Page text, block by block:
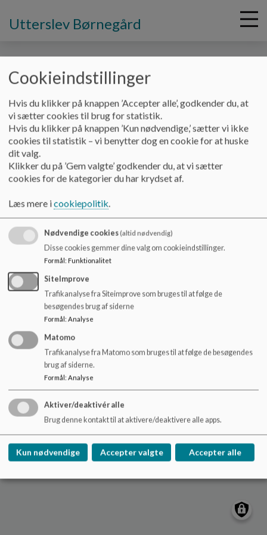
i
Utterslev Børnegård
Utterslev Børnegård
Sokkelundsvej 25, 2400 København
info@ub25.dk
+45 38 26 26 50
Tilgængelighedserklæring
Sitemap
Cookie politik
Cookieindstillinger
Hvis du klikker på knappen ’Accepter alle’, godkender du, at
vi sætter cookies til brug for statistik.
Hvis du klikker på knappen ’Kun nødvendige,’ sætter vi ikke
cookies til statistik – vi benytter dog en cookie for at huske
dit valg.
Klikker du på ’Gem valgte’ godkender du, at vi sætter
cookies for de kategorier du har krydset af.
Læs mere icookiepolitik.
Nødvendige cookies(altid nødvendig)
Disse cookies gemmer dine valg om cookieindstillinger.
Formål: Funktionalitet
SiteImprove
Trafikanalyse fra Siteimprove som bruges til at følge de
besøgendes brug af siderne
Formål: Analyse
Matomo
Trafikanalyse fra Matomo som bruges til at følge de besøgendes
brug af siderne.
Formål: Analyse
Aktiver/deaktivér alle
Brug denne kontakt til at aktivere/deaktivere alle apps.
Kun nødvendige Accepter valgte Accepter alle